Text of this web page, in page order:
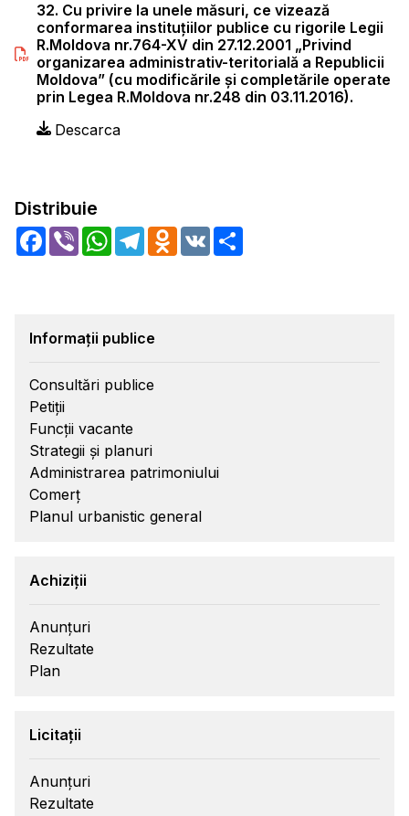
32. Cu privire la unele măsuri, ce vizează
conformarea instituţiilor publice cu rigorile Legii
R.Moldova nr.764-XV din 27.12.2001 „Privind
organizarea administrativ-teritorială a Republicii
Moldova” (cu modificările şi completările operate
prin Legea R.Moldova nr.248 din 03.11.2016).
Descarca
Distribuie
Facebook
Viber WhatsApp
TelegramOdnoklassniki
VK
Informații publice
Consultări publice
Petiții
Funcții vacante
Strategii și planuri
Administrarea patrimoniului
Comerț
Planul urbanistic general
Achiziții
Anunțuri
Rezultate
Plan
Licitații
Anunțuri
Rezultate